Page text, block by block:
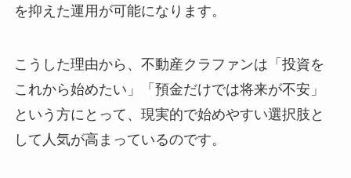
を抑えた運用が可能になります。
こうした理由から、不動産クラファンは「投資を
これから始めたい」「預金だけでは将来が不安」
という方にとって、現実的で始めやすい選択肢と
して人気が高まっているのです。